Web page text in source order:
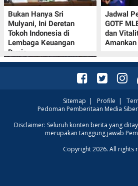
Bukan Hanya Sri
Mulyani, Ini Deretan
Tokoh Indonesia di
Lembaga Keuangan
Dunia
Jadwal
GOTF
dan
Klasemen Grup A Piala
AFF 2026: Ini Skenario
Sitemap | Profile |
Pedoman Pemberitaan Media Siber
Disclaimer: Seluruh konten berita yang
merupakan tanggung jawab
Copyright 2026. All rights